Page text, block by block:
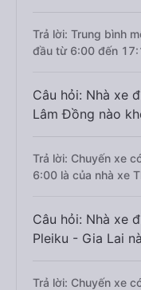
Trả lời: Trung bình
đầu từ 6:00 đến
Câu hỏi: Nhà xe
Lâm Đồng nào
Trả lời: Chuyến xe
6:00 là của nhà xe
Câu hỏi: Nhà xe
Pleiku - Gia Lai
Trả lời: Chuyến xe